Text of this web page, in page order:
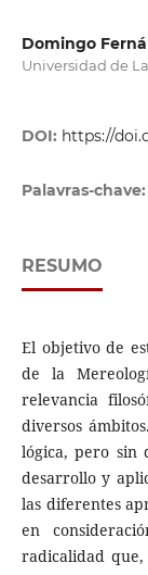
Domingo
Universidad de
DOI: https://
Palavras-chave:
RESUMO
El objetivo de
de la
relevancia
diversos
lógica, pero sin
desarrollo y
las diferentes
en
radicalidad